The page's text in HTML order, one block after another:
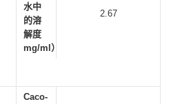
水中
的溶
解度
mg/ml）
2.67
Caco-